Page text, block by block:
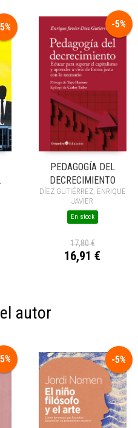
-5%
PEDAGOGÍA DEL
DECRECIMIENTO
DÍEZ GUTIÉRREZ, ENRIQUE
JAVIER
En stock
17,80 €
16,91 €
autor
-5%